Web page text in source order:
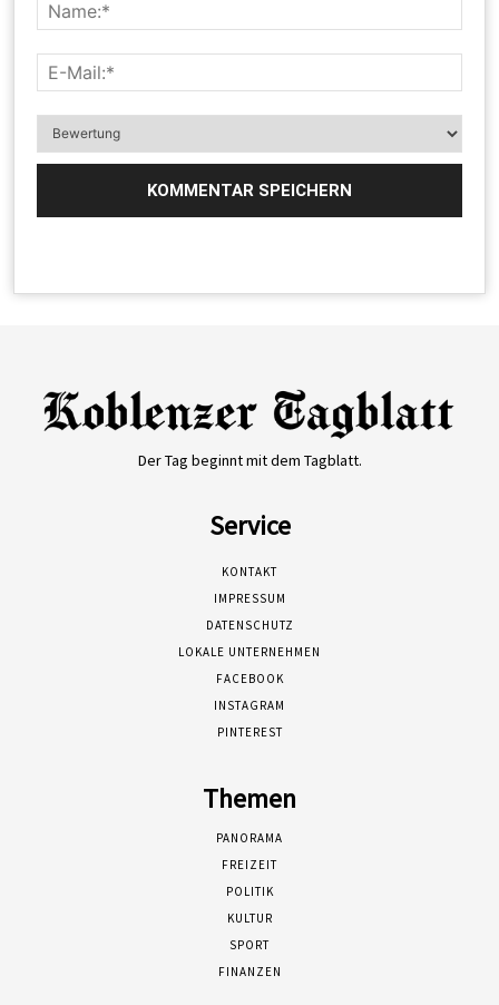
Der Tag beginnt mit dem Tagblatt.
Service
KONTAKT
IMPRESSUM
DATENSCHUTZ
LOKALE UNTERNEHMEN
FACEBOOK
INSTAGRAM
PINTEREST
Themen
PANORAMA
FREIZEIT
POLITIK
KULTUR
SPORT
FINANZEN